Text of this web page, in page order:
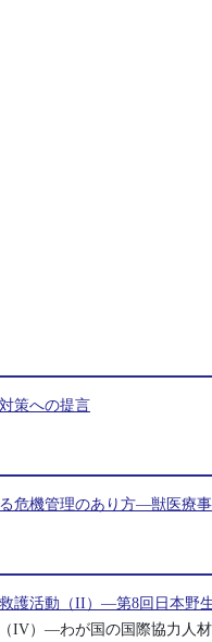
策への提言
危機管理のあり方―獣医療
護活動（II）―第8回日本野
IV）―わが国の国際協力人